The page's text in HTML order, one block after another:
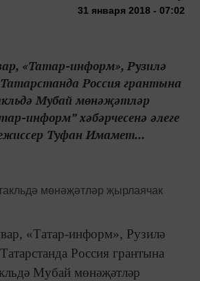
31 января 2018 - 07:02
«Татар-информ», Рузилә
Россия грантына
Мубай мөнәҗәтләр
информ” хәбәрчесенә әлеге
Туфан Имамет...
«Татар-информ», Рузилә
Россия грантына
Мубай мөнәҗәтләр